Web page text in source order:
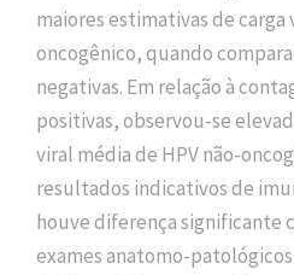
maiores estimativas de carga
oncogênico, quando
negativas. Em relação à
positivas, observou-se
viral média de HPV não-
resultados indicativos de
houve diferença significante
exames anatomo-